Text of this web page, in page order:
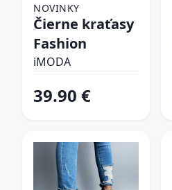
NOVINKY
Čierne kraťasy
Fashion
iMODA
39.90 €